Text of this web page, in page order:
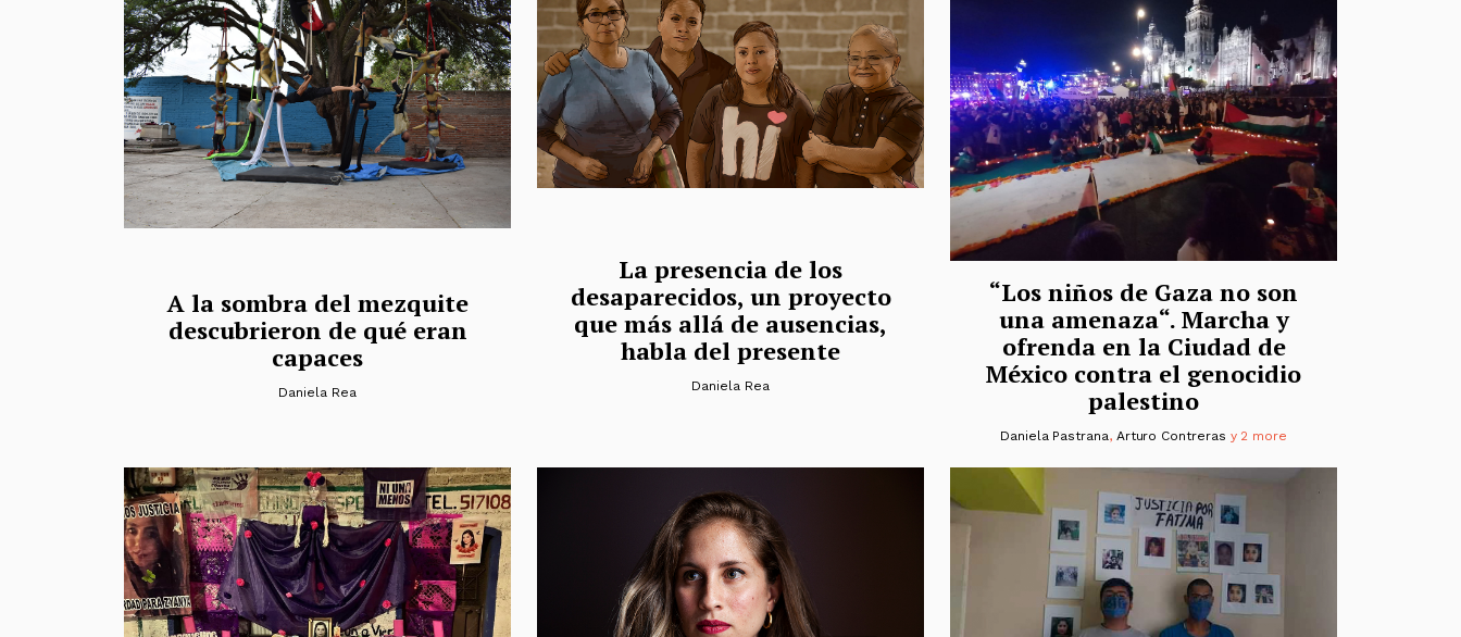
A la sombra del mezquite
descubrieron de qué eran
capaces
Daniela Rea
La presencia de los
desaparecidos, un proyecto
que más allá de ausencias,
habla del presente
Daniela Rea
“Los niños de Gaza no son
una amenaza“. Marcha y
ofrenda en la Ciudad de
México contra el genocidio
palestino
Daniela Pastrana, Arturo Contreras y 2 more